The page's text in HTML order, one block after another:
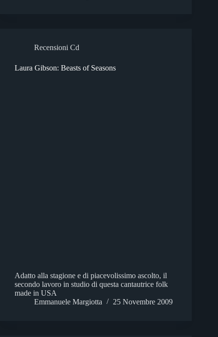
Recensioni Cd
Laura Gibson: Beasts of Seasons
Adatto alla stagione e di piacevolissimo ascolto, il
secondo lavoro in studio di questa cantautrice folk
made in USA
Emmanuele Margiotta
25 Novembre 2009